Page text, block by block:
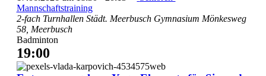
Functional
Training
Mannschaftstraining
2-fach Turnhallen Städt. Meerbusch Gymnasium Mönkesweg
58, Meerbusch
Badminton
19:00